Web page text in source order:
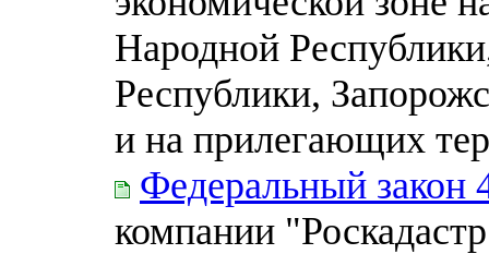
Народной
Республики,
и на прилегающих
Федеральный закон
компании